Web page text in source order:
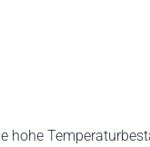
hohe